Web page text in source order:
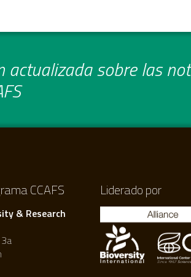
actualizada sobre las
CCAFS
& Research
Liderado por